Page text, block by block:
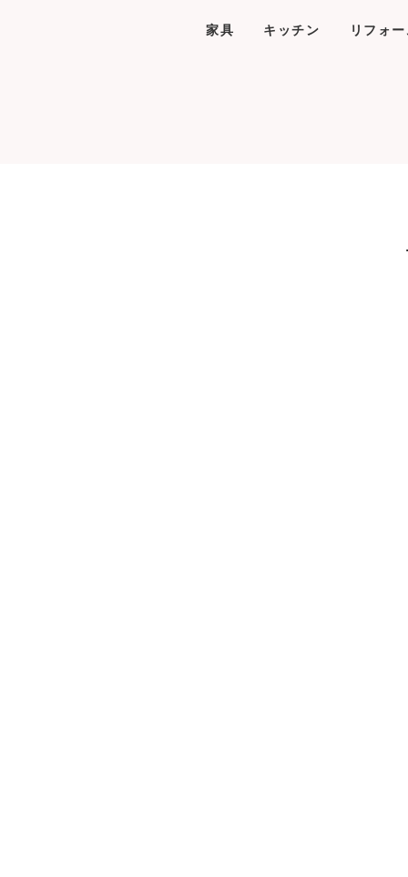
家具 キッチン リフォ